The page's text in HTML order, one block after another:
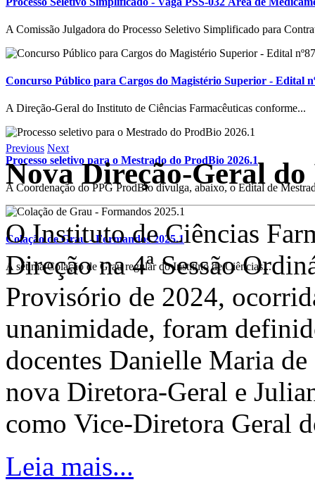
A Comissão Julgadora do Processo Seletivo Simplificado para
Concurso Público para Cargos do Magistério Superior - Edital
A Direção-Geral do Instituto de Ciências Farmacêuticas conforme...
Processo seletivo para o Mestrado do ProdBio 2026.1
A Coordenação do PPG ProdBio divulga, abaixo, o Edital de
Colação de Grau - Formandos 2025.1
A sétima Colação de Grau regular do Instituto de Ciências...
Previous Next
Nova Direção-Geral
O Instituto de Ciências
Direção na 4ª Sessão
Provisório de 2024,
unanimidade, foram
docentes Danielle Maria
nova Diretora-Geral e
como Vice-Diretora Geral
Leia mais...